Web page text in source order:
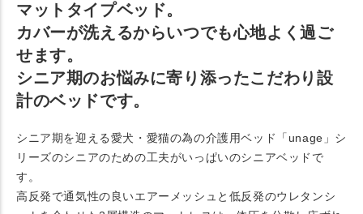
マットタイプベッド。
カバーが洗えるからいつでも心地よく過ご
せます。
シニア期のお悩みに寄り添ったこだわり設
計のベッドです。
シニア期を迎える愛犬・愛猫の為の介護用ベッド「unage」シ
リーズのシニアのための工夫がいっぱいのシニアベッドで
す。
高反発で通気性の良いエアーメッシュと低反発のウレタンシ